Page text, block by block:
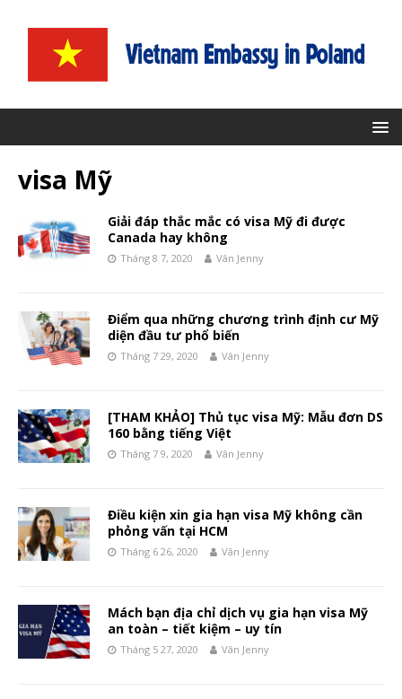
visa Mỹ
Giải đáp thắc mắc có visa Mỹ đi được
Canada hay không
Tháng 8 7, 2020 Vân Jenny
Điểm qua những chương trình định cư Mỹ
diện đầu tư phổ biến
Tháng 7 29, 2020 Vân Jenny
[THAM KHẢO] Thủ tục visa Mỹ: Mẫu đơn DS
160 bằng tiếng Việt
Tháng 7 9, 2020 Vân Jenny
Điều kiện xin gia hạn visa Mỹ không cần
phỏng vấn tại HCM
Tháng 6 26, 2020 Vân Jenny
Mách bạn địa chỉ dịch vụ gia hạn visa Mỹ
an toàn – tiết kiệm – uy tín
Tháng 5 27, 2020 Vân Jenny